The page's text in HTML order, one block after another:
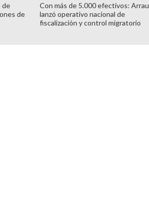
de
de
Con más de 5.000 efectivos: Arrau
lanzó operativo nacional de
fiscalización y control migratorio